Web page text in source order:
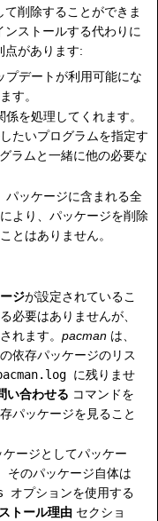
削除することができま
ストールする代わりに
点があります:
プデートが利用可能にな
す。
係を処理してくれます。
たいプログラムを指定す
ラムと一緒に他の必要な
パッケージに含まれる全
より、パッケージを削除
とはありません。
ジが設定されているこ
必要はありませんが、
れます。pacman は、
依存パッケージのリス
に残りませ
い合わせる コマンドを
パッケージを見ること
ージとしてパッケー
そのパッケージ自体は
オプションを使用する
トール理由 セクショ